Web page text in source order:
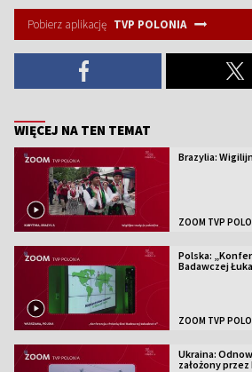
Pobierz aplikację TVP POLONIA
WIĘCEJ NA TEN TEMAT
Brazylia:
ZOOM TVP
Polska:
Badawczej
ZOOM TVP
Ukraina:
założony przez